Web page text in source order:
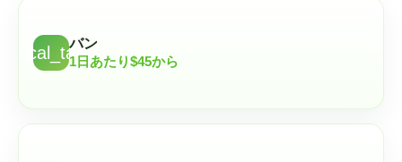
local_taxi
バン
1日あたり$45から